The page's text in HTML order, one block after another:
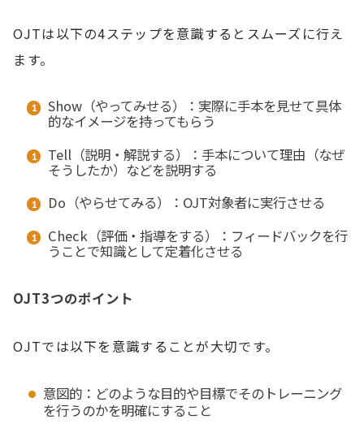
OJTは以下の4ステップを意識するとスムーズに行え
ます。
Show（やってみせる）：実際に手本を見せて具体
的なイメージを持ってもらう
Tell（説明・解説する）：手本について理由（なぜ
そうしたか）などを説明する
Do（やらせてみる）：OJT対象者に実行させる
Check（評価・指導をする）：フィードバックを行
うことで知識として定着化させる
OJT3つのポイント
OJTでは以下を意識することが大切です。
意図的：どのような目的や目標でそのトレーニング
を行うのかを明確にすること